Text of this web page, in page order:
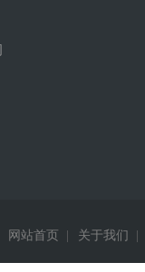
网站首页 关于我们